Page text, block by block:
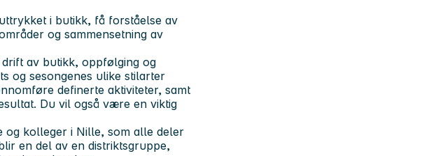
i butikk, få forståelse av
og sammensetning av
av butikk, oppfølging og
og sesongenes ulike stilarter
definerte aktiviteter, samt
Du vil også være en viktig
og kolleger i Nille, som alle deler
en del av en distriktsgruppe,